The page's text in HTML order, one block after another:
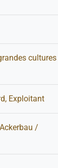
cultures
Exploitant
/